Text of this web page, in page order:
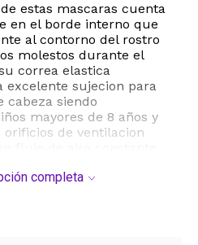
estas mascaras cuenta
en el borde interno que
al contorno del rostro
molestos durante el
correa elastica
excelente sujecion para
cabeza siendo
mayores de 8 años y
orificios de ventilacion
completa